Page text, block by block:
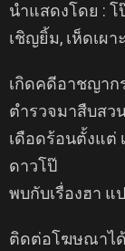
นำแสดงโดย :
เชิญยิ้ม, เห็ดเผ
เกิดคดีอาชญาก
ตำรวจมาสืบสว
เดือดร้อนตั้งแต่
ดาวโป๊
พบกับเรื่องฮา แ
ติดต่อโฆษณาไ